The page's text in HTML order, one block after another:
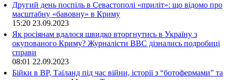
Другий день поспіль в Севастополі «приліт»: що відомо про
масштабну «бавовну» в Криму
15:20 23.09.2023
Як росіянам вдалося швидко вторгнутись в Україну з
окупованого Криму? Журналісти ВВС дізнались подробиці
справи
08:01 22.09.2023
Бійки в ВР, Таїланд під час війни, історії з “ботофермами” та